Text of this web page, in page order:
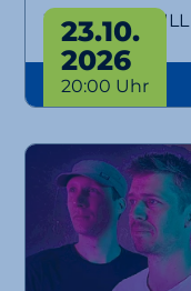
WTFM100, NULL
23.10.
2026
20:00 Uhr